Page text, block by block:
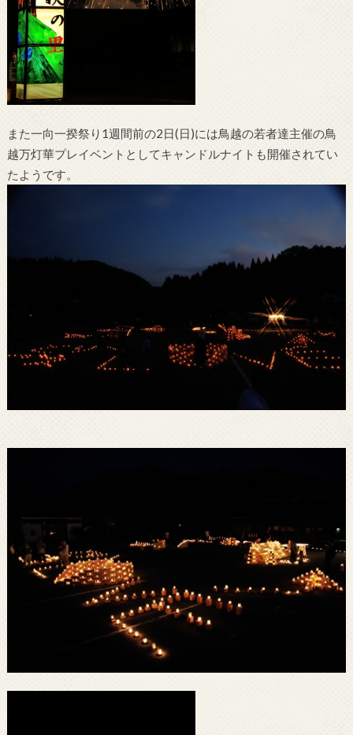
また一向一揆祭り1週間前の2日(日)には鳥越の若者達主催の鳥
越万灯華プレイベントとしてキャンドルナイトも開催されてい
たようです。